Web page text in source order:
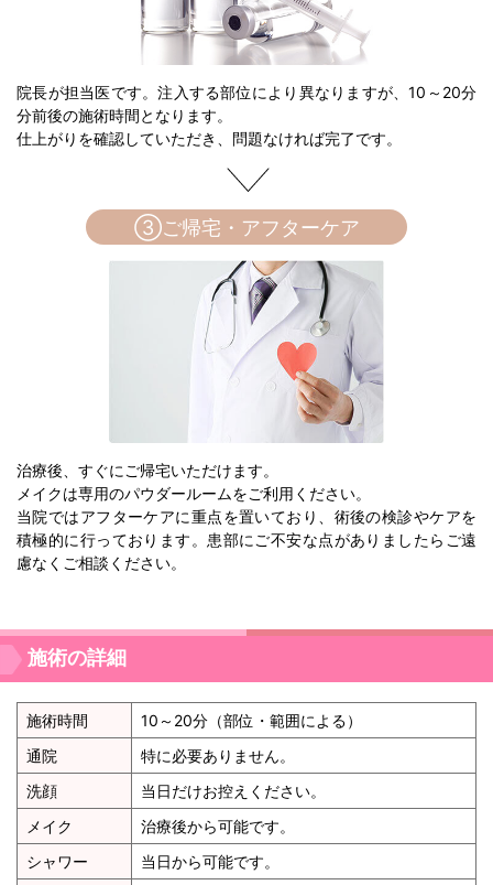
院長が担当医です。注入する部位により異なりますが、10～20分
分前後の施術時間となります。
仕上がりを確認していただき、問題なければ完了です。
③ご帰宅・アフターケア
治療後、すぐにご帰宅いただけます。
メイクは専用のパウダールームをご利用ください。
当院ではアフターケアに重点を置いており、術後の検診やケアを
積極的に行っております。患部にご不安な点がありましたらご遠
慮なくご相談ください。
施術の詳細
施術時間
10～20分（部位・範囲による）
通院
特に必要ありません。
洗顔
当日だけお控えください。
メイク
治療後から可能です。
シャワー
当日から可能です。